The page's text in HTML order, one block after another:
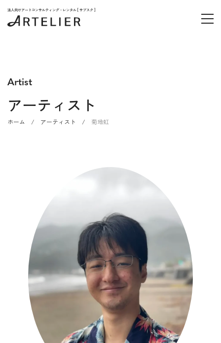
法人向けアートコンサルティング・レンタル [ サブスク ]
Artist
アーティスト
ホーム / アーティスト / 菊地虹